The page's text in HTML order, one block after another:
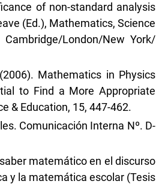
of non-standard analysis
(Ed.), Mathematics, Science
London/New York/
Mathematics in Physics
to Find a More Appropriate
& Education, 15, 447-462.
Comunicación Interna Nº. D-
matemático en el discurso
y la matemática escolar (Tesis